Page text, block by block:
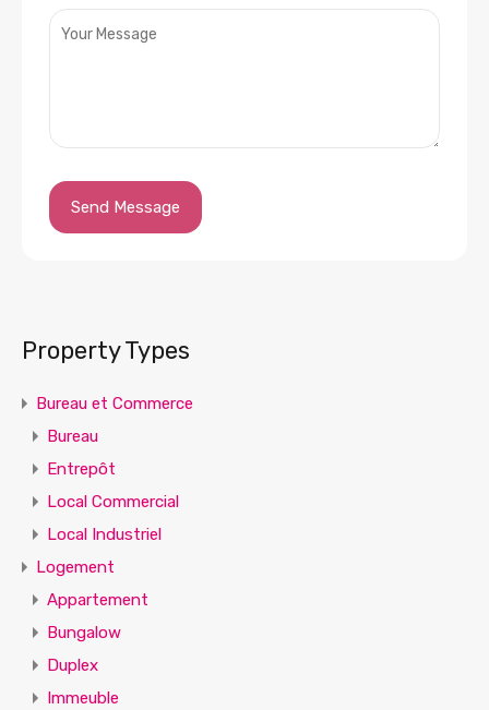
Property Types
Bureau et Commerce
Bureau
Entrepôt
Local Commercial
Local Industriel
Logement
Appartement
Bungalow
Duplex
Immeuble